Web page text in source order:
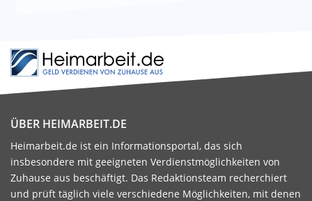
ÜBER HEIMARBEIT.DE
Heimarbeit.de ist ein Informationsportal, das sich
insbesondere mit geeigneten Verdienstmöglichkeiten von
Zuhause aus beschäftigt. Das Redaktionsteam recherchiert
und prüft täglich viele verschiedene Möglichkeiten, mit denen